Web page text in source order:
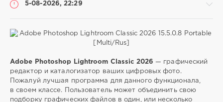
5-08-2026, 22:29
Софт
SamDel
0
Adobe Photoshop Lightroom Classic 2026 — графический
редактор и каталогизатор ваших цифровых фото.
Пожалуй лучшая программа для данного функционала,
в своем классе. Пользователь может объединить свою
подборку графических файлов в один, или несколько